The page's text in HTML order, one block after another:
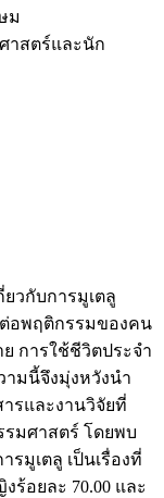
ม
าสตร์และนัก
วกับการมูเตลู
อพฤติกรรมของคน
การใช้ชีวิตประจำ
ามนี้จึงมุ่งหวังนำ
รและงานวิจัยที่
รมศาสตร์ โดยพบ
รมูเตลู เป็นเรื่องที่
ร้อยละ 70.00 และ